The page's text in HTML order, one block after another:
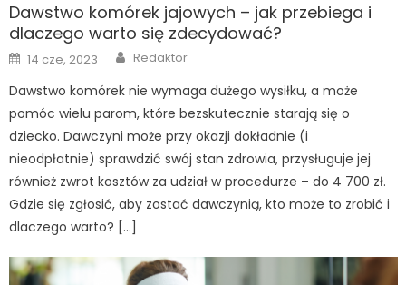
Dawstwo komórek jajowych – jak przebiega i
dlaczego warto się zdecydować?
Posted
on
14 cze, 2023 Author
Redaktor
Dawstwo komórek nie wymaga dużego wysiłku, a może
pomóc wielu parom, które bezskutecznie starają się o
dziecko. Dawczyni może przy okazji dokładnie (i
nieodpłatnie) sprawdzić swój stan zdrowia, przysługuje jej
również zwrot kosztów za udział w procedurze – do 4 700 zł.
Gdzie się zgłosić, aby zostać dawczynią, kto może to zrobić i
dlaczego warto? […]